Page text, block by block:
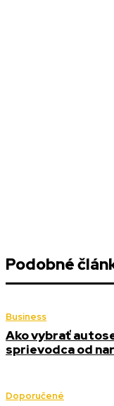
Podobné
Business
Ako vybrať
sprievodca od
Doporučené